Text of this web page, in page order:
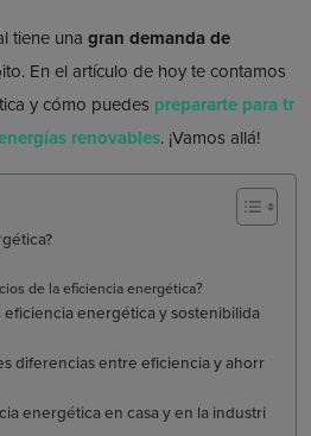
tiene una gran demanda de
En el artículo de hoy te contamos
y cómo puedes prepararte para tr
renovables. ¡Vamos allá!
de la eficiencia energética?
eficiencia energética y sostenibilida
diferencias entre eficiencia y ahorr
energética en casa y en la industri